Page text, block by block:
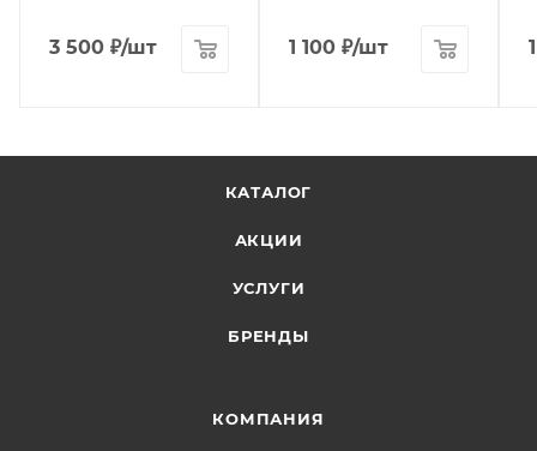
3 500 ₽/шт 1 100 ₽/шт
КАТАЛОГ
АКЦИИ
УСЛУГИ
БРЕНДЫ
КОМПАНИЯ